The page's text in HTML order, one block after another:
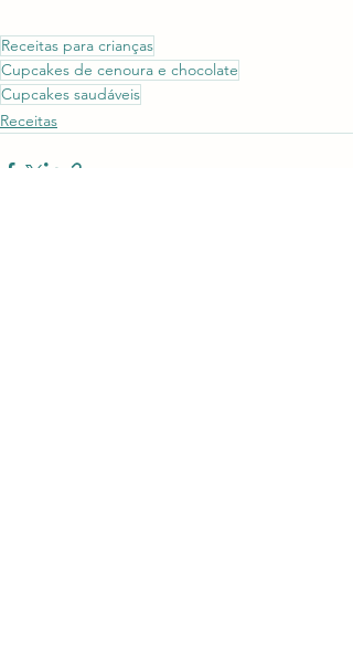
Receitas para crianças
Cupcakes de cenoura e chocolate
Cupcakes saudáveis
Receitas